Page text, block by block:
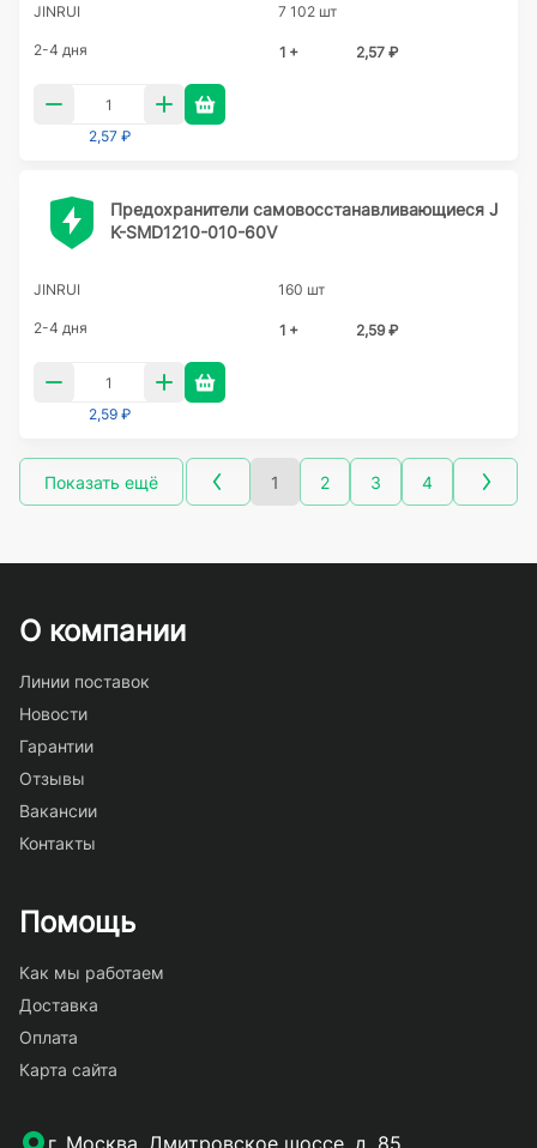
JINRUI 7 102 шт
2-4 дня 1 + 2,57 ₽
2,57 ₽
Предохранители самовосстанавливающиеся J
K-SMD1210-010-60V
JINRUI 160 шт
2-4 дня 1 + 2,59 ₽
2,59 ₽
Показать ещё 1 2 3 4
О компании
Линии поставок
Новости
Гарантии
Отзывы
Вакансии
Контакты
Помощь
Как мы работаем
Доставка
Оплата
Карта сайта
г. Москва, Дмитровское шоссе, д. 85